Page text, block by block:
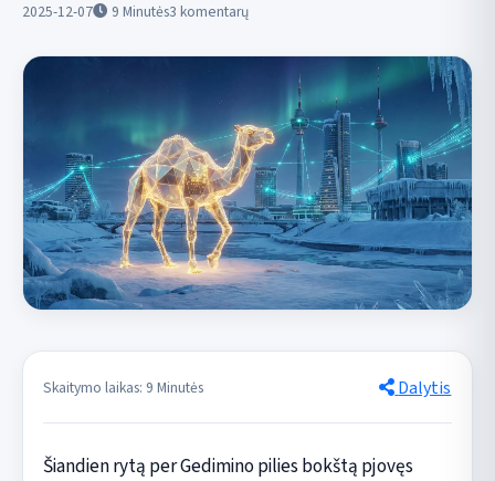
2025-12-07 9 Minutės3 komentarų
Skaitymo laikas: 9 Minutės Dalytis
Šiandien rytą per Gedimino pilies bokštą pjovęs